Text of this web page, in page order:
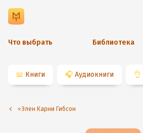
Что выбрать Библиотека
📖 Книги 🎧 Аудиокниги 👌
⭐️Элен Карни Гибсон